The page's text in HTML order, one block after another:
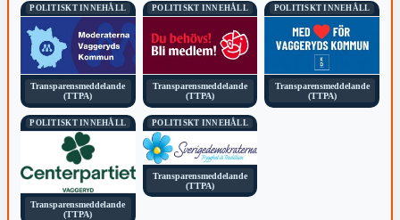
POLITISKT INNEHÅLL
Transparensmeddelande
(TTPA)
POLITISKT INNEHÅLL
Transparensmeddelande
(TTPA)
POLITISKT INNEHÅLL
Transparensmeddelande
(TTPA)
POLITISKT INNEHÅLL
Transparensmeddelande
(TTPA)
POLITISKT INNEHÅLL
Transparensmeddelande
(TTPA)